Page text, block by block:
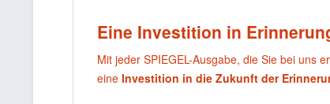
Eine Investition in
Mit jeder SPIEGEL-Ausgabe, die Sie bei uns
eine Investition in die Zukunft der